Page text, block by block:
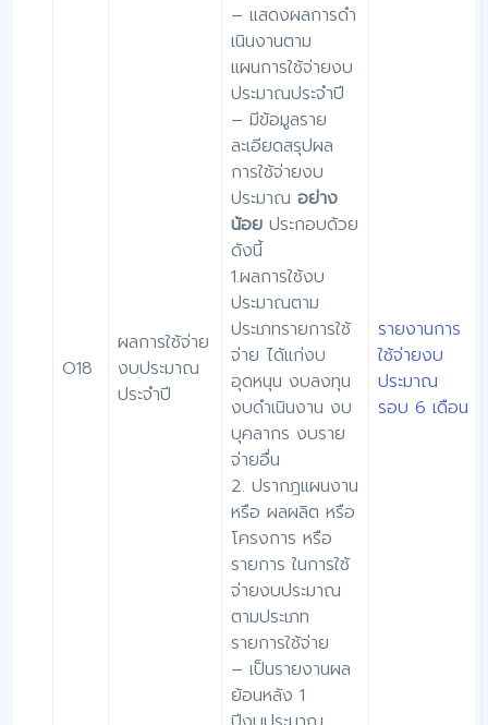
O18
ผลการใช้จ่าย
งบประมาณ
ประจำปี
– แสดงผลการดํา
เนินงานตาม
แผนการใช้จ่ายงบ
ประมาณประจําปี
– มีข้อมูลราย
ละเอียดสรุปผล
การใช้จ่ายงบ
ประมาณ อย่าง
น้อย ประกอบด้วย
ดังนี้
1.ผลการใช้งบ
ประมาณตาม
ประเภทรายการใช้
จ่าย ได้แก่งบ
อุดหนุน งบลงทุน
งบดําเนินงาน งบ
บุคลากร งบราย
จ่ายอื่น
2. ปรากฎแผนงาน
หรือ ผลผลิต หรือ
โครงการ หรือ
รายการ ในการใช้
จ่ายงบประมาณ
ตามประเภท
รายการใช้จ่าย
– เป็นรายงานผล
ย้อนหลัง 1
รายงานการ
ใช้จ่ายงบ
ประมาณ
รอบ 6 เดือน